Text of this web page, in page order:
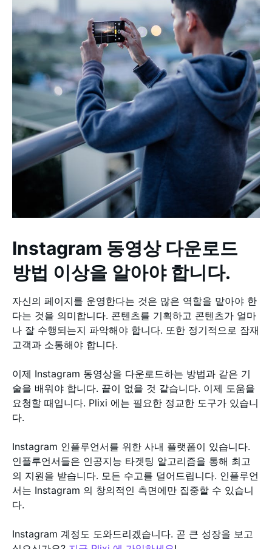
Instagram 동영상 다운로드
방법 이상을 알아야 합니다.
자신의 페이지를 운영한다는 것은 많은 역할을 맡아야 한
다는 것을 의미합니다. 콘텐츠를 기획하고 콘텐츠가 얼마
나 잘 수행되는지 파악해야 합니다. 또한 정기적으로 잠재
고객과 소통해야 합니다.
이제 Instagram 동영상을 다운로드하는 방법과 같은 기
술을 배워야 합니다. 끝이 없을 것 같습니다. 이제 도움을
요청할 때입니다. Plixi 에는 필요한 정교한 도구가 있습니
다.
Instagram 인플루언서를 위한 사내 플랫폼이 있습니다.
인플루언서들은 인공지능 타겟팅 알고리즘을 통해 최고
의 지원을 받습니다. 모든 수고를 덜어드립니다. 인플루언
서는 Instagram 의 창의적인 측면에만 집중할 수 있습니
다.
Instagram 계정도 도와드리겠습니다. 곧 큰 성장을 보고